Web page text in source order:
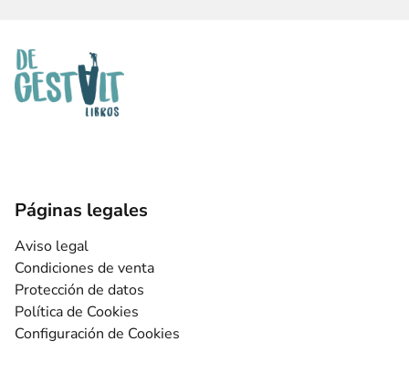
Páginas legales
Aviso legal
Condiciones de venta
Protección de datos
Política de Cookies
Configuración de Cookies